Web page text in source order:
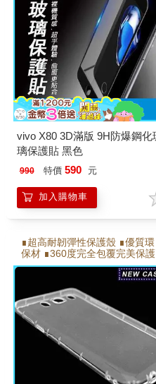
vivo X80 3D滿版 9H防爆鋼化
璃保護貼 黑色
990 特價 590 元
加入購物車
∎超高耐韌彈性保護殼 ∎優質環
保材 ∎360度完全包覆完美保護
∎側邊氣墊,邊角加強氣墊 ∎耐
折能反覆拆卸不易變形